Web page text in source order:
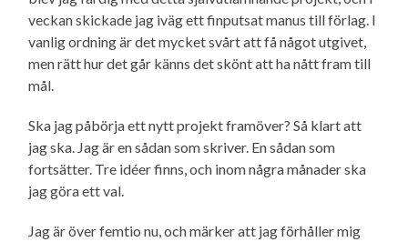
veckan skickade jag iväg ett finputsat manus till förlag. I
vanlig ordning är det mycket svårt att få något utgivet,
men rätt hur det går känns det skönt att ha nått fram till
mål.
Ska jag påbörja ett nytt projekt framöver? Så klart att
jag ska. Jag är en sådan som skriver. En sådan som
fortsätter. Tre idéer finns, och inom några månader ska
jag göra ett val.
Jag är över femtio nu, och märker att jag förhåller mig